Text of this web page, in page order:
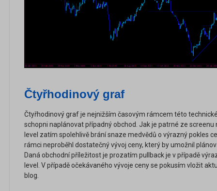
Čtyřhodinový graf
Čtyřhodinový graf je nejnižším časovým rámcem této
schopni naplánovat případný obchod. Jak je patrné ze screenu
level zatím spolehlivě brání snaze medvědů o výrazný pokles
rámci neproběhl dostatečný vývoj ceny, který by umožnil
Daná obchodní příležitost je prozatím pullback je v případě
level. V případě očekávaného vývoje ceny se pokusím vložit
blog.